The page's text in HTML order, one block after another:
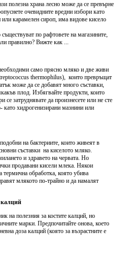
полезна храна лесно може да се превърне
очевидните вредни избори като
карамелен сироп, има видове кисело
по рафтовете на магазините,
правилно? Вижте как ...
само прясно мляко и две живи
thermophilus), които превръщат
може да се добавят много съставки,
плод. Избягвайте продукти, които
затруднявате да произнесете или не сте
като хидрогенизирани мазнини или
на бактериите, които живеят в
съставки на киселото мляко.
и здравето на червата. Но
продавани кисели млека. Някои
термична обработка, която убива
млякото по-трайно и да намалят
на полезния за костите калций, но
марки. Предпочитайте онова, което
доза калций (която за възрастните е